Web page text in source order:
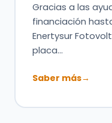
Gracias a las
financiación
Enertysur
placa…
Saber más→